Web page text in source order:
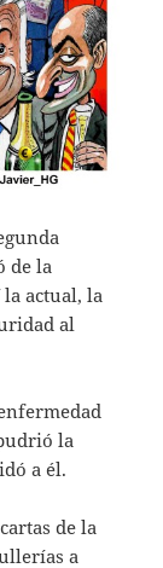
de la
actual, la
al
la
a él.
de la
a